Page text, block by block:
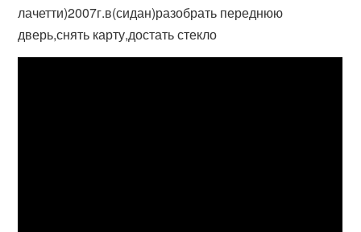
лачетти)2007г.в(сидан)разобрать переднюю
дверь,снять карту,достать стекло